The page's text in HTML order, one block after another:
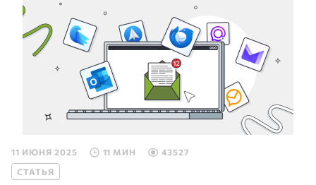
11 ИЮНЯ 2025 11 МИН
43527
СТАТЬЯ